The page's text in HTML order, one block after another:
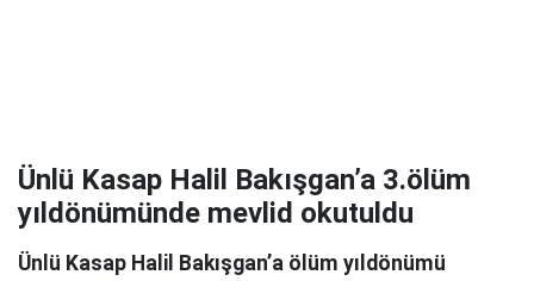
Ünlü Kasap Halil Bakışgan’a 3.ölüm
yıldönümünde mevlid okutuldu
Ünlü Kasap Halil Bakışgan’a ölüm yıldönümü